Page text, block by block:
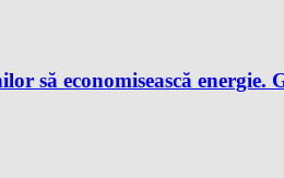
să economisească